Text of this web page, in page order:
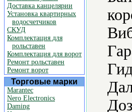
Доставка канцелярии
Установка квартирных
водосчетчиков
СКУД
Комплектация для
рольставен
Комплектация для ворот
Ремонт рольставен
Ремонт ворот
Торговые марки
Marantec
Nero Electronics
Daming